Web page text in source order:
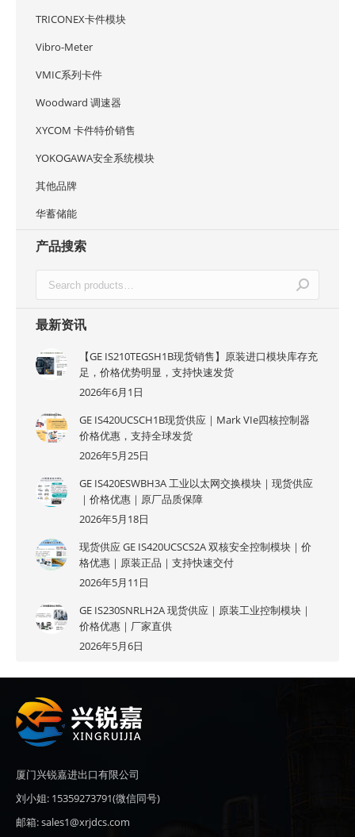
TRICONEX卡件模块
Vibro-Meter
VMIC系列卡件
Woodward 调速器
XYCOM 卡件特价销售
YOKOGAWA安全系统模块
其他品牌
华蓄储能
产品搜索
最新资讯
【GE IS210TEGSH1B现货销售】原装进口模块库存充
足，价格优势明显，支持快速发货
2026年6月1日
GE IS420UCSCH1B现货供应｜Mark VIe四核控制器
价格优惠，支持全球发货
2026年5月25日
GE IS420ESWBH3A 工业以太网交换模块｜现货供应
｜价格优惠｜原厂品质保障
2026年5月18日
现货供应 GE IS420UCSCS2A 双核安全控制模块｜价
格优惠｜原装正品｜支持快速交付
2026年5月11日
GE IS230SNRLH2A 现货供应｜原装工业控制模块｜
价格优惠｜厂家直供
2026年5月6日
厦门兴锐嘉进出口有限公司
刘小姐: 15359273791(微信同号)
邮箱: sales1@xrjdcs.com